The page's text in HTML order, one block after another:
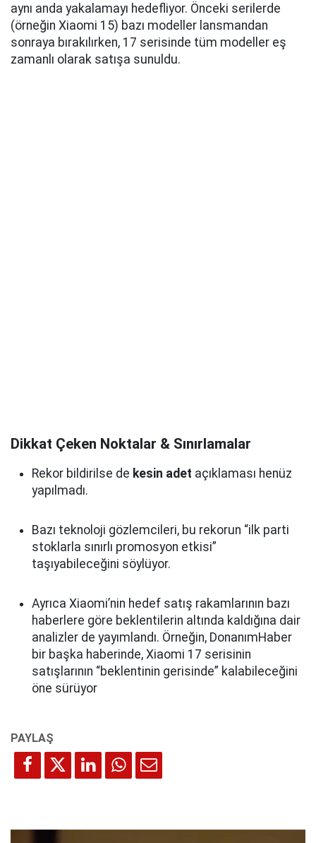
aynı anda yakalamayı hedefliyor. Önceki serilerde
(örneğin Xiaomi 15) bazı modeller lansmandan
sonraya bırakılırken, 17 serisinde tüm modeller eş
zamanlı olarak satışa sunuldu.
Dikkat Çeken Noktalar & Sınırlamalar
Rekor bildirilse de kesin adet açıklaması henüz
yapılmadı.
Bazı teknoloji gözlemcileri, bu rekorun “ilk parti
stoklarla sınırlı promosyon etkisi”
taşıyabileceğini söylüyor.
Ayrıca Xiaomi’nin hedef satış rakamlarının bazı
haberlere göre beklentilerin altında kaldığına dair
analizler de yayımlandı. Örneğin, DonanımHaber
bir başka haberinde, Xiaomi 17 serisinin
satışlarının “beklentinin gerisinde” kalabileceğini
öne sürüyor